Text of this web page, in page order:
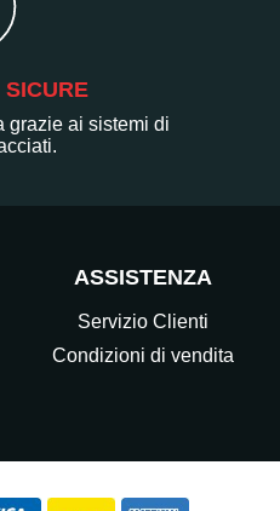
grazie ai sistemi di
ASSISTENZA
Servizio Clienti
Condizioni di vendita